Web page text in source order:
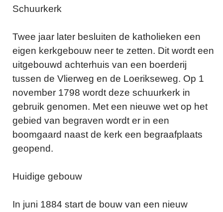
Schuurkerk
Twee jaar later besluiten de katholieken een
eigen kerkgebouw neer te zetten. Dit wordt een
uitgebouwd achterhuis van een boerderij
tussen de Vlierweg en de Loerikseweg. Op 1
november 1798 wordt deze schuurkerk in
gebruik genomen. Met een nieuwe wet op het
gebied van begraven wordt er in een
boomgaard naast de kerk een begraafplaats
geopend.
Huidige gebouw
In juni 1884 start de bouw van een nieuw